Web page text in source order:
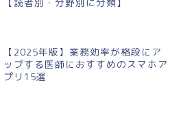
【2025年版】業務効率が格段にア
ップする医師におすすめのスマホア
プリ15選